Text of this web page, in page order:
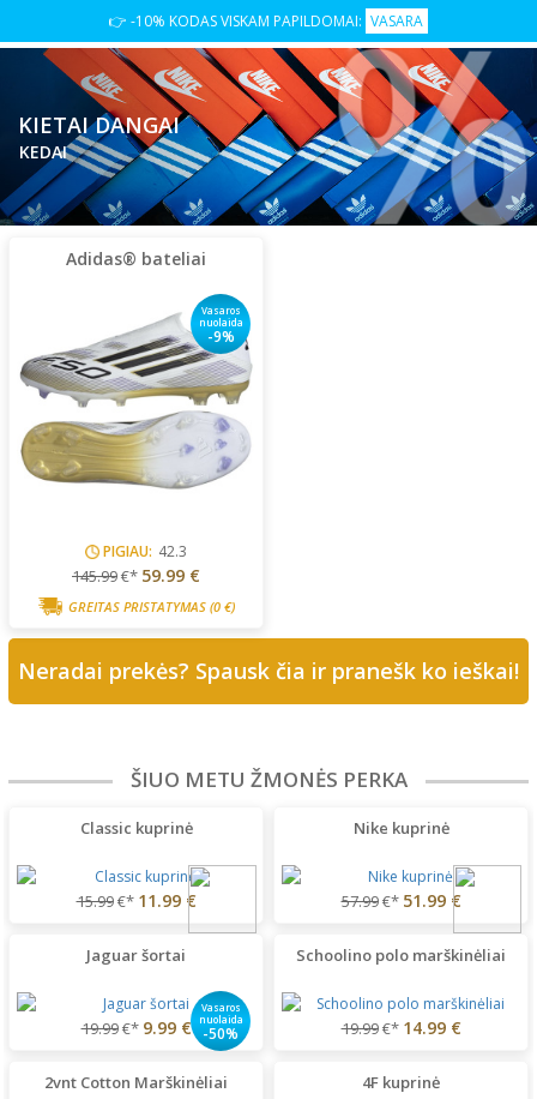
👉 -10% KODAS VISKAM PAPILDOMAI: VASARA
KIETAI DANGAI
KEDAI
Adidas® bateliai
Vasaros
nuolaida
-9%
PIGIAU: 42.3
145.99€* 59.99 €
GREITAS PRISTATYMAS (0 €)
Neradai prekės? Spausk čia ir pranešk ko ieškai!
ŠIUO METU ŽMONĖS PERKA
Classic kuprinė
15.99€* 11.99 €
Nike kuprinė
57.99€* 51.99 €
Jaguar šortai
Vasaros
nuolaida
-50%
19.99€* 9.99 €
Schoolino polo marškinėliai
19.99€* 14.99 €
2vnt Cotton Marškinėliai 4F kuprinė